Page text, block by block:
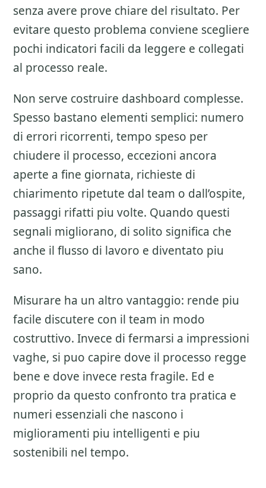
senza avere prove chiare del risultato. Per
evitare questo problema conviene scegliere
pochi indicatori facili da leggere e collegati
al processo reale.
Non serve costruire dashboard complesse.
Spesso bastano elementi semplici: numero
di errori ricorrenti, tempo speso per
chiudere il processo, eccezioni ancora
aperte a fine giornata, richieste di
chiarimento ripetute dal team o dall’ospite,
passaggi rifatti piu volte. Quando questi
segnali migliorano, di solito significa che
anche il flusso di lavoro e diventato piu
sano.
Misurare ha un altro vantaggio: rende piu
facile discutere con il team in modo
costruttivo. Invece di fermarsi a impressioni
vaghe, si puo capire dove il processo regge
bene e dove invece resta fragile. Ed e
proprio da questo confronto tra pratica e
numeri essenziali che nascono i
miglioramenti piu intelligenti e piu
sostenibili nel tempo.